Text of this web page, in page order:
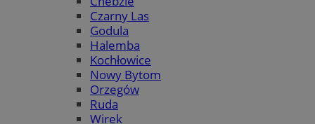
Czarny Las
Godula
Halemba
Kochłowice
Nowy Bytom
Orzegów
Ruda
Wirek